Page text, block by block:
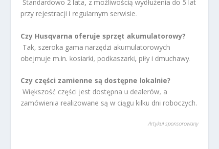
Standardowo 2 lata, z możliwością wydłużenia do 5 lat
przy rejestracji i regularnym serwisie.
Czy Husqvarna oferuje sprzęt akumulatorowy?
Tak, szeroka gama narzędzi akumulatorowych
obejmuje m.in. kosiarki, podkaszarki, piły i dmuchawy.
Czy części zamienne są dostępne lokalnie?
Większość części jest dostępna u dealerów, a
zamówienia realizowane są w ciągu kilku dni roboczych.
Artykuł sponsorowany